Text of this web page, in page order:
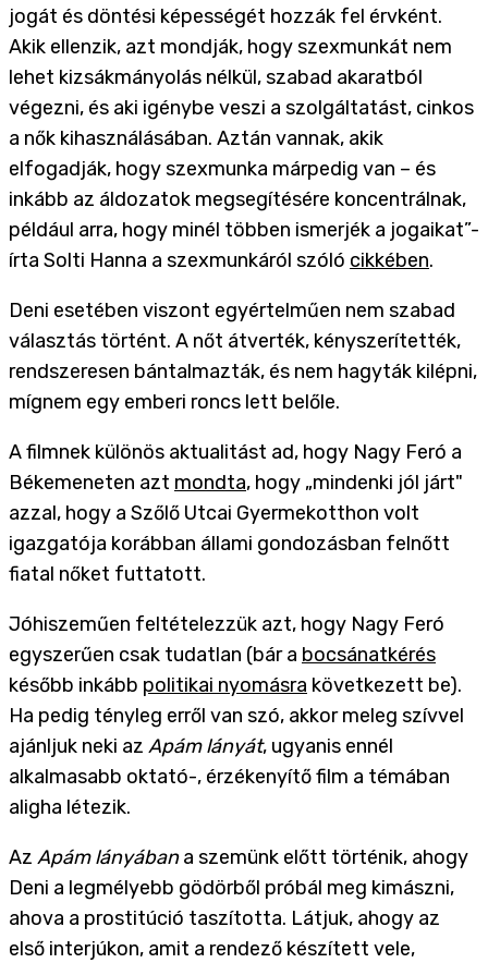
jogát és döntési képességét hozzák fel érvként.
Akik ellenzik, azt mondják, hogy szexmunkát nem
lehet kizsákmányolás nélkül, szabad akaratból
végezni, és aki igénybe veszi a szolgáltatást, cinkos
a nők kihasználásában. Aztán vannak, akik
elfogadják, hogy szexmunka márpedig van – és
inkább az áldozatok megsegítésére koncentrálnak,
például arra, hogy minél többen ismerjék a jogaikat”-
írta Solti Hanna a szexmunkáról szóló cikkében.
Deni esetében viszont egyértelműen nem szabad
választás történt. A nőt átverték, kényszerítették,
rendszeresen bántalmazták, és nem hagyták kilépni,
mígnem egy emberi roncs lett belőle.
A filmnek különös aktualitást ad, hogy Nagy Feró a
Békemeneten azt mondta, hogy „mindenki jól járt"
azzal, hogy a Szőlő Utcai Gyermekotthon volt
igazgatója korábban állami gondozásban felnőtt
fiatal nőket futtatott.
Jóhiszeműen feltételezzük azt, hogy Nagy Feró
egyszerűen csak tudatlan (bár a bocsánatkérés
később inkább politikai nyomásra következett be).
Ha pedig tényleg erről van szó, akkor meleg szívvel
ajánljuk neki az Apám lányát, ugyanis ennél
alkalmasabb oktató-, érzékenyítő film a témában
aligha létezik.
Az Apám lányábana szemünk előtt történik, ahogy
Deni a legmélyebb gödörből próbál meg kimászni,
ahova a prostitúció taszította. Látjuk, ahogy az
első interjúkon, amit a rendező készített vele,